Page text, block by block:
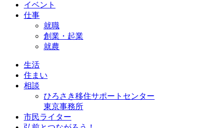
イベント
仕事
就職
創業・起業
就農
生活
住まい
相談
ひろさき移住サポートセンター
東京事務所
市民ライター